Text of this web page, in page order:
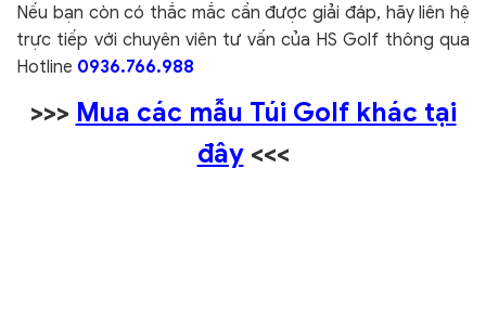
Nếu bạn còn có thắc mắc cần được giải đáp, hãy liên hệ
trực tiếp với chuyên viên tư vấn của HS Golf thông qua
Hotline 0936.766.988
>>> Mua các mẫu Túi Golf khác tại
đây<<<